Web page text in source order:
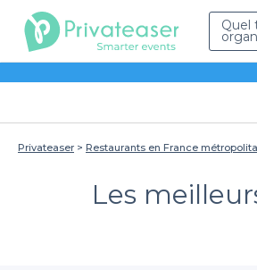
Quel
Privateaser Restaurants en France
Les